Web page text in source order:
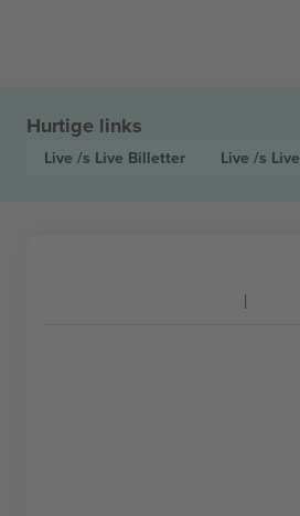
Hurtige links
Live /s Live Billetter Live /s Live